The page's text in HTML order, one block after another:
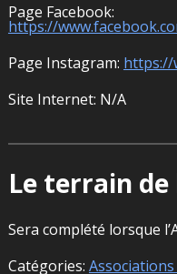
Page Facebook:
https://
Page Instagram: https://
Site Internet: N/A
Le terrain de
Sera complété lorsque
Catégories: